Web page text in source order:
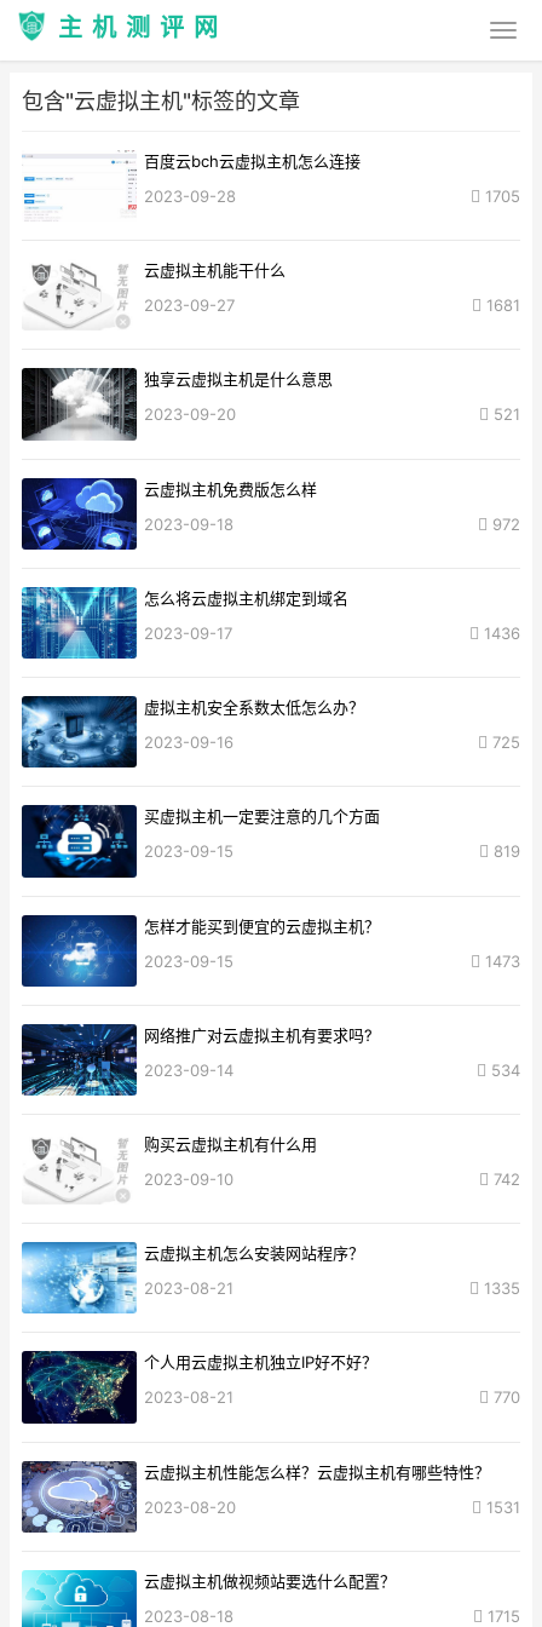
主机测评网
包含"云虚拟主机"标签的文章
百度云bch云虚拟主机怎么连接
2023-09-28
1705
云虚拟主机能干什么
2023-09-27
1681
独享云虚拟主机是什么意思
2023-09-20
521
云虚拟主机免费版怎么样
2023-09-18
972
怎么将云虚拟主机绑定到域名
2023-09-17
1436
虚拟主机安全系数太低怎么办？
2023-09-16
725
买虚拟主机一定要注意的几个方面
2023-09-15
819
怎样才能买到便宜的云虚拟主机？
2023-09-15
1473
网络推广对云虚拟主机有要求吗?
2023-09-14
534
购买云虚拟主机有什么用
2023-09-10
742
云虚拟主机怎么安装网站程序？
2023-08-21
1335
个人用云虚拟主机独立IP好不好？
2023-08-21
770
云虚拟主机性能怎么样？云虚拟主机有哪些特性？
2023-08-20
1531
云虚拟主机做视频站要选什么配置？
2023-08-18
1715